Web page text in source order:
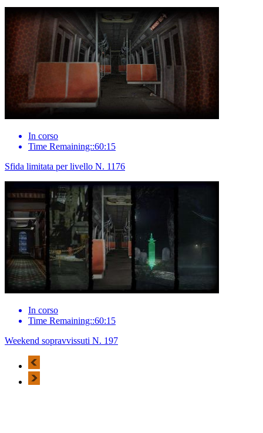
In corso
Time Remaining::60:15
Sfida limitata per livello N. 1176
In corso
Time Remaining::60:15
Weekend sopravvissuti N. 197